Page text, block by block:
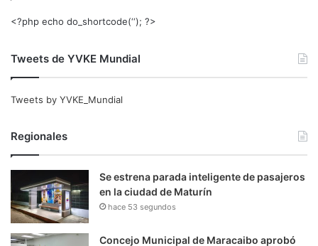
<?php echo do_shortcode(‘‘); ?>
Tweets de YVKE Mundial
Tweets by YVKE_Mundial
Regionales
Se estrena parada inteligente de pasajeros
en la ciudad de Maturín
hace 53 segundos
Concejo Municipal de Maracaibo aprobó